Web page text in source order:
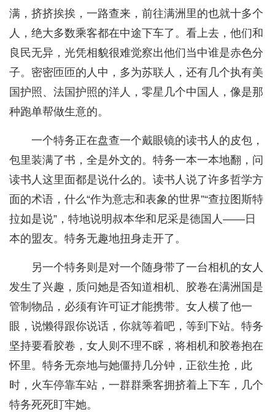
满，挤挤挨挨，一路查来，前往满洲里的也就十多个
人，绝大多数乘客都在中途下车了。看上去，他们和
良民无异，光凭相貌很难觉察出他们当中谁是赤色分
子。密密匝匝的人中，多为苏联人，还有几个执有美
国护照、法国护照的洋人，零星几个中国人，像是那
种跑单帮做生意的。
一个特务正在盘查一个戴眼镜的读书人的皮包，
包里装满了书，全是外文的。特务一本一本地翻，问
读书人这里面都是说什么的。读书人说了许多哲学方
面的术语，什么“作为意志和表象的世界”“查拉图斯特
拉如是说”，特地说明叔本华和尼采是德国人——日
本的盟友。特务无趣地扭身走开了。
另一个特务则是对一个随身带了一台相机的女人
发生了兴趣，质问她是否知道相机、胶卷在满洲国是
管制物品，必须有许可证才能携带。女人横了他一
眼，说懒得跟你说话，你就等着吧，等到下站。特务
坚持要看胶卷，女人则不理不睬，将相机和胶卷抱在
怀里。特务无奈地与她僵持几分钟，正欲生抢，此
时，火车停靠车站，一群群乘客拥挤着上下车，几个
特务死死盯牢她。